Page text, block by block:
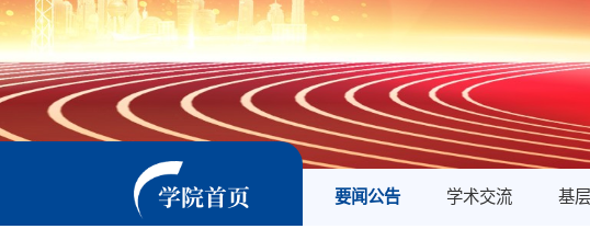
学院首页 要闻公告 学术交流 基